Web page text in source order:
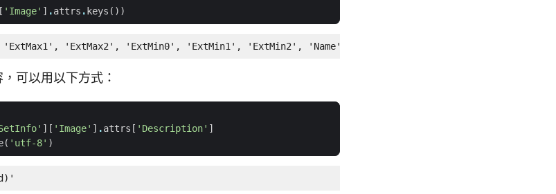
'Image' ] .attrs . keys ())
'ExtMax2', 'ExtMin0', 'ExtMin1', 'ExtMin2', 'Name', 'OriginalFormat',
可以用以下方式：
][ 'Image' ] .attrs [ 'Description' ]
( 'utf-8' )